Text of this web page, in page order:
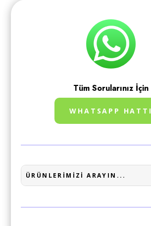
Tüm Sorularınız İçin
WHATSAPP HATTI